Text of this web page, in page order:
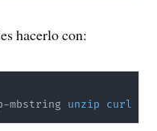
hacerlo con:
mbstring unzip curl